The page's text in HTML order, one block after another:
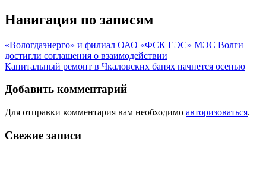
Навигация по записям
«Вологдаэнерго» и филиал ОАО «ФСК ЕЭС» МЭС Волги
достигли соглашения о взаимодействии
Капитальный ремонт в Чкаловских банях начнется осенью
Добавить комментарий
Для отправки комментария вам необходимо авторизоваться.
Свежие записи